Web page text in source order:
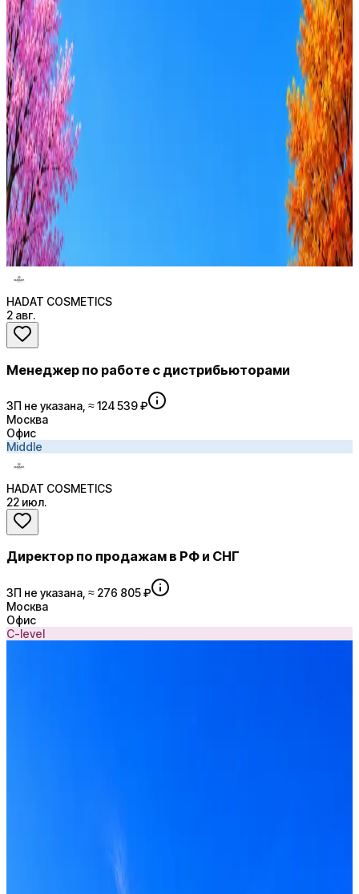
HADAT COSMETICS
2активные вакансии
Стратегия поиска с AI: рынки, позиции, вилка, каналы
Ежедневный подбор из 600+ источников
AI генерация сопроводительных писем
HADAT COSMETICS
2 авг.
Менеджер по работе с дистрибьюторами
ЗП не указана, ≈ 124 539 ₽
Москва
Офис
Middle
HADAT COSMETICS
22 июл.
Директор по продажам в РФ и СНГ
ЗП не указана, ≈ 276 805 ₽
Москва
Офис
C-level